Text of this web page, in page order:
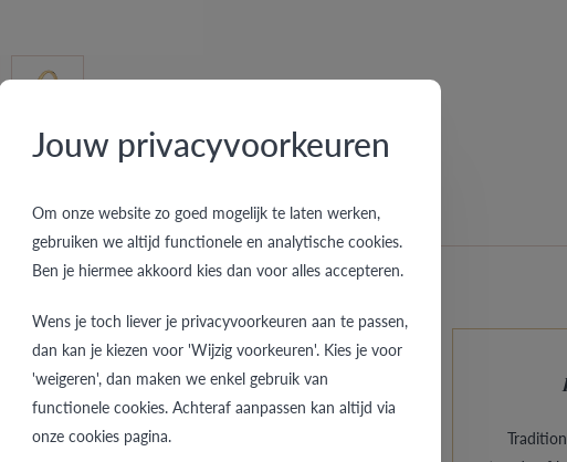
Jouw privacyvoorkeuren
Om onze website zo goed mogelijk te laten werken,
gebruiken we altijd functionele en analytische cookies.
Ben je hiermee akkoord kies dan voor alles accepteren.
Wens je toch liever je privacyvoorkeuren aan te passen,
dan kan je kiezen voor 'Wijzig voorkeuren'. Kies je voor
'weigeren', dan maken we enkel gebruik van
functionele cookies. Achteraf aanpassen kan altijd via
onze cookies pagina.